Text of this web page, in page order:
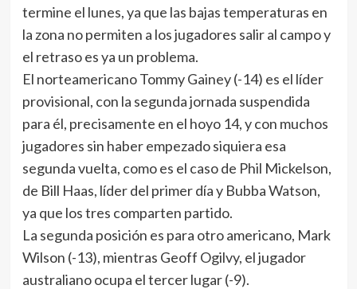
termine el lunes, ya que las bajas temperaturas en
la zona no permiten a los jugadores salir al campo y
el retraso es ya un problema.
El norteamericano Tommy Gainey (-14) es el líder
provisional, con la segunda jornada suspendida
para él, precisamente en el hoyo 14, y con muchos
jugadores sin haber empezado siquiera esa
segunda vuelta, como es el caso de Phil Mickelson,
de Bill Haas, líder del primer día y Bubba Watson,
ya que los tres comparten partido.
La segunda posición es para otro americano, Mark
Wilson (-13), mientras Geoff Ogilvy, el jugador
australiano ocupa el tercer lugar (-9).